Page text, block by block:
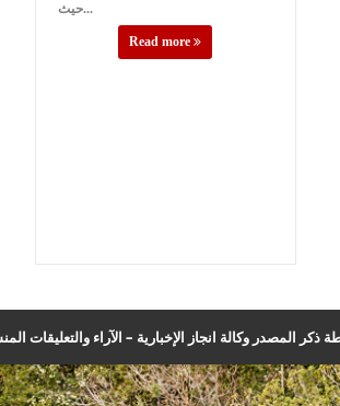
حيث...
Read more
ذكر المصدر وكالة انجاز الإخبارية – الآراء والتعليقات